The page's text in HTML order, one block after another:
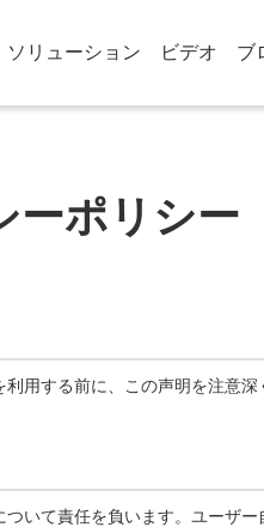
ソリューション ビデオ ブ
ーポリシー
用する前に、この声明を注意
いて責任を負います。ユーザ